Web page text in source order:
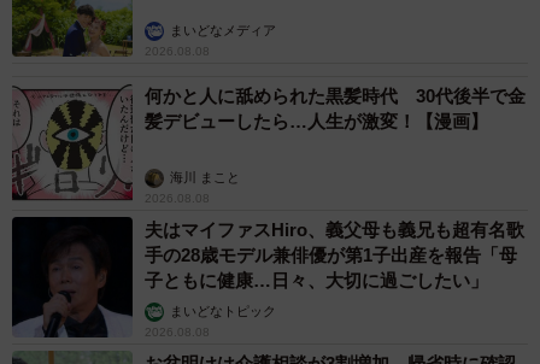
まいどなメディア
2026.08.08
何かと人に舐められた黒髪時代 30代後半で金
髪デビューしたら…人生が激変！【漫画】
海川 まこと
2026.08.08
夫はマイファスHiro、義父母も義兄も超有名歌
手の28歳モデル兼俳優が第1子出産を報告「母
子ともに健康…日々、大切に過ごしたい」
まいどなトピック
2026.08.08